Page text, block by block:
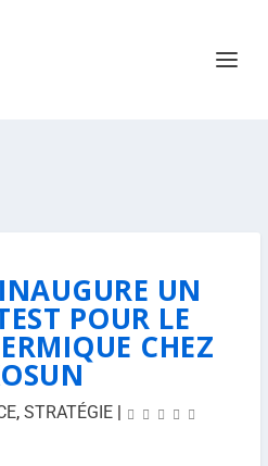
UN
POUR LE
CHEZ
, STRATÉGIE|